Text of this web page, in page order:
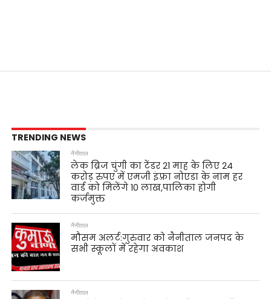
TRENDING NEWS
नैनीताल
लेक ब्रिज चुंगी का टेंडर 21 माह के लिए 24
करोड़ रुपए में एमजी इंफ़्रा नोएडा के नाम हर
वार्ड को मिलेंगे 10 लाख,पालिका होगी
कर्जमुक्त
नैनीताल
मौसम अलर्ट:गुरुवार को नैनीताल जनपद के
सभी स्कूलों में रहेगा अवकाश
नैनीताल